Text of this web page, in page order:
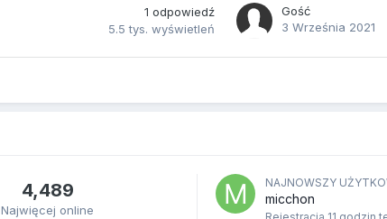
1 odpowiedź
5.5 tys. wyświetleń
Gość
3 Września 2021
4,489
Najwięcej online
NAJNOWSZY
micchon